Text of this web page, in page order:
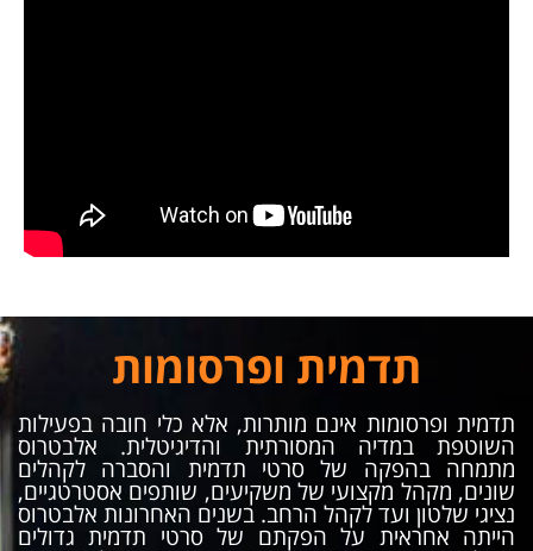
תדמית ופרסומות
תדמית ופרסומות אינם מותרות, אלא כלי חובה בפעילות
השוטפת במדיה המסורתית והדיגיטלית. אלבטרוס
מתמחה בהפקה של סרטי תדמית והסברה לקהלים
שונים, מקהל מקצועי של משקיעים, שותפים אסטרטגיים,
נציגי שלטון ועד לקהל הרחב. בשנים האחרונות אלבטרוס
הייתה אחראית על הפקתם של סרטי תדמית גדולים